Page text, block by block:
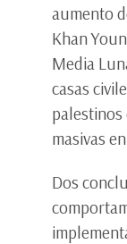
aumento
Khan
Media
casas
palestinos
masivas
Dos